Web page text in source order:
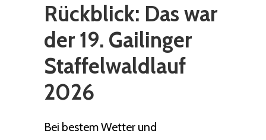
Rückblick: Das war
der 19. Gailinger
Staffelwaldlauf
2026
Bei bestem Wetter und